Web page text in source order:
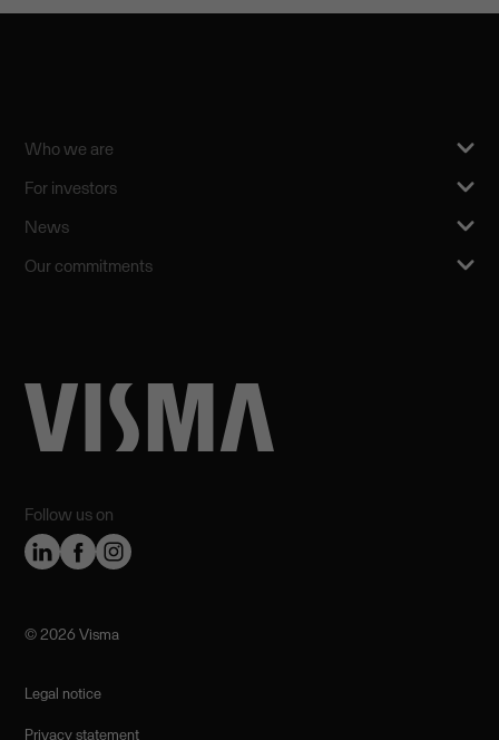
Follow us on
Who we are
For investors
News
Our commitments
©️ 2026 Visma
Legal notice
Privacy statement